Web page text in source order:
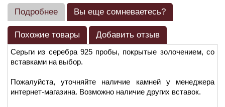
Подробнее Вы еще сомневаетесь?
Похожие товары Добавить отзыв
Серьги из серебра 925 пробы, покрытые золочением, со
вставками на выбор.
Пожалуйста, уточняйте наличие камней у менеджера
интернет-магазина. Возможно наличие других вставок.